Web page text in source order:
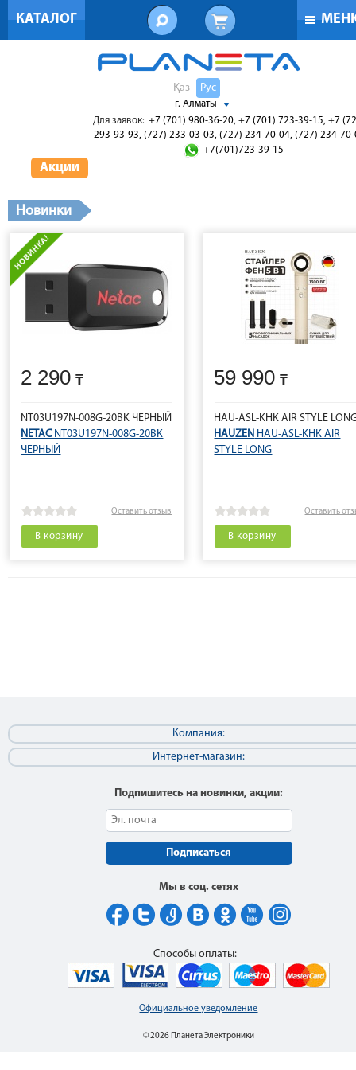
КАТАЛОГ
Қаз Рус
г. Алматы
Для заявок: +7 (701) 980-36-20, +7 (701) 723-39-15, +7
293-93-93, (727) 233-03-03, (727) 234-70-04, (727) 234-
+7(701)723-39-15
Акции
Новинки
2 290
NT03U197N-008G-20BK ЧЕРНЫЙ
NETACNT03U197N-008G-20BK
ЧЕРНЫЙ
Оставить отзыв
В корзину
59 990
HAU-ASL-KHK AIR STYLE
HAUZEN HAU-ASL-KHK AIR
STYLE LONG
Оставить
В корзину
Компания:
Интернет-магазин:
Подпишитесь на новинки, акции:
Подписаться
Мы в соц. сетях
Официальное уведомление
© 2026 Планета Электроники
Способы оплаты: